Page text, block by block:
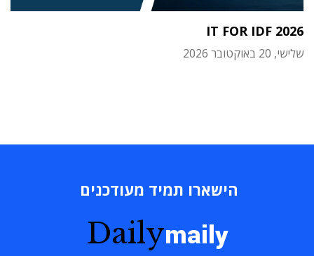
IT FOR IDF 2026
שלישי, 20 באוקטובר 2026
הישארו תמיד מעודכנים
Dailymaily